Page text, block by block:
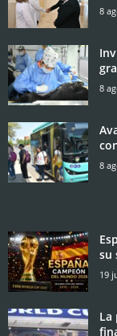
8
8
8
su
19
La